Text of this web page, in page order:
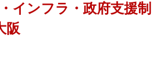
インフラ・政府支援制
阪